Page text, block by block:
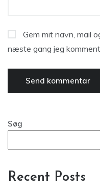
Gem mit navn, mail
næste gang jeg
Søg
Recent Posts